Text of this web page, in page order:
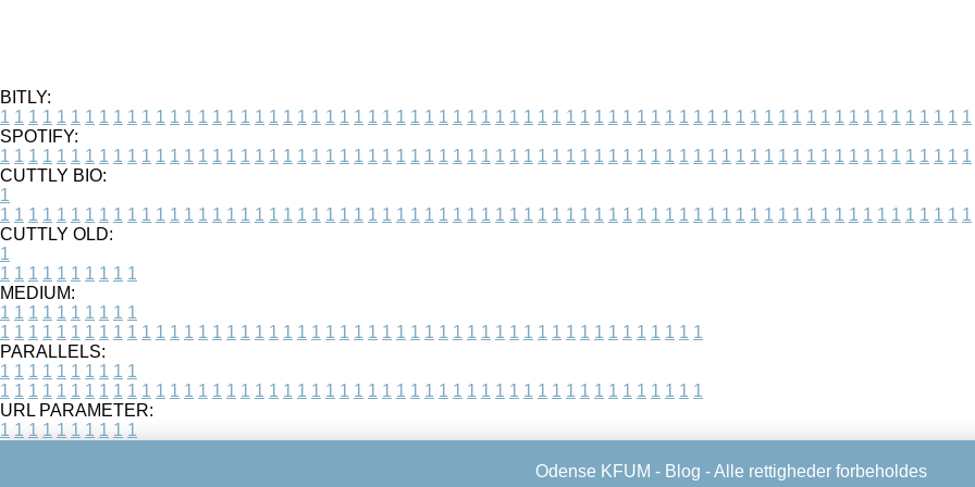
BITLY:
1 1 1 1 1 1 1 1 1 1 1 1 1 1 1 1 1 1 1 1 1 1 1 1 1 1 1 1 1 1 1 1 1 1 1 1 1 1 1 1 1 1 1 1 1 1 1 1 1 1 1 1 1 1 1 1 1 1 1 1 1 1 1 1 1 1 1 1 1
SPOTIFY:
1 1 1 1 1 1 1 1 1 1 1 1 1 1 1 1 1 1 1 1 1 1 1 1 1 1 1 1 1 1 1 1 1 1 1 1 1 1 1 1 1 1 1 1 1 1 1 1 1 1 1 1 1 1 1 1 1 1 1 1 1 1 1 1 1 1 1 1 1
CUTTLY BIO:
1
1 1 1 1 1 1 1 1 1 1 1 1 1 1 1 1 1 1 1 1 1 1 1 1 1 1 1 1 1 1 1 1 1 1 1 1 1 1 1 1 1 1 1 1 1 1 1 1 1 1 1 1 1 1 1 1 1 1 1 1 1 1 1 1 1 1 1 1 1
CUTTLY OLD:
1
1 1 1 1 1 1 1 1 1 1
MEDIUM:
1 1 1 1 1 1 1 1 1 1
1 1 1 1 1 1 1 1 1 1 1 1 1 1 1 1 1 1 1 1 1 1 1 1 1 1 1 1 1 1 1 1 1 1 1 1 1 1 1 1 1 1 1 1 1 1 1 1 1 1
PARALLELS:
1 1 1 1 1 1 1 1 1 1
1 1 1 1 1 1 1 1 1 1 1 1 1 1 1 1 1 1 1 1 1 1 1 1 1 1 1 1 1 1 1 1 1 1 1 1 1 1 1 1 1 1 1 1 1 1 1 1 1 1
URL PARAMETER:
1 1 1 1 1 1 1 1 1 1
Odense KFUM - Blog - Alle rettigheder forbeholdes